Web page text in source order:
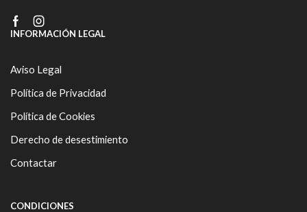
FacebookInstagram
INFORMACIÓN LEGAL
Aviso Legal
Política de Privacidad
Política de Cookies
Derecho de desestimiento
Contactar
CONDICIONES